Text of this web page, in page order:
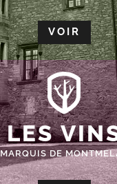
VOIR
LES
MARQUIS DE